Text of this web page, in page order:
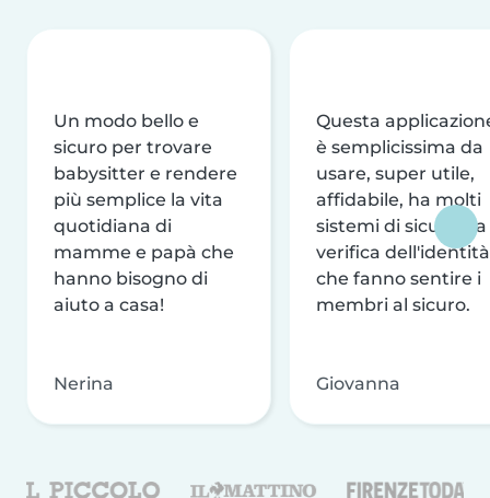
Un modo bello e
sicuro per trovare
babysitter e rendere
più semplice la vita
quotidiana di
mamme e papà che
hanno bisogno di
aiuto a casa!
Nerina
Questa
è semplicissima da
usare, super utile,
affidabile, ha molti
sistemi di sicurezza
verifica dell'identità
che fanno sentire i
membri al sicuro.
Giovanna